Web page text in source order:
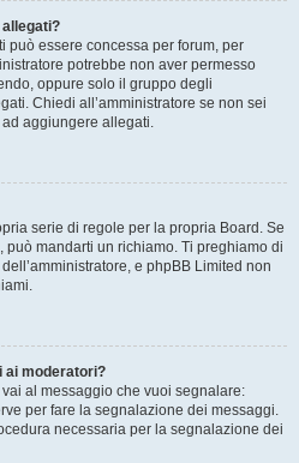
può essere concessa per forum, per
potrebbe non aver permesso
oppure solo il gruppo degli
Chiedi all’amministratore se non sei
aggiungere allegati.
serie di regole per la propria Board. Se
mandarti un richiamo. Ti preghiamo di
e phpBB Limited non
ai moderatori?
vai al messaggio che vuoi segnalare:
per fare la segnalazione dei messaggi.
necessaria per la segnalazione dei